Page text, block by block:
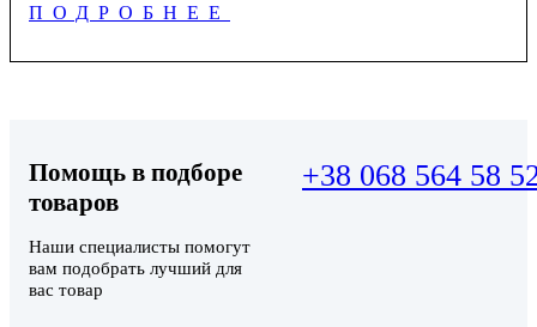
ПОДРОБНЕЕ
Помощь в подборе
товаров
Наши специалисты помогут
вам подобрать лучший для
вас товар
+38 068 564 58